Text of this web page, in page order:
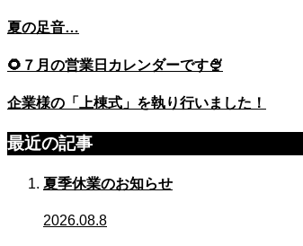
夏の足音…
🌻７月の営業日カレンダーです🍨
企業様の「上棟式」を執り行いました！
最近の記事
夏季休業のお知らせ
2026.08.8